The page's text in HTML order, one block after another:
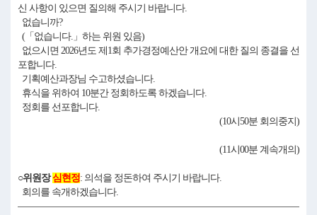
신 사항이 있으면 질의해 주시기 바랍니다.
없습니까?
(「없습니다.」하는 위원 있음)
없으시면 2026년도 제1회 추가경정예산안 개요에 대한 질의 종결을 선
포합니다.
기획예산과장님 수고하셨습니다.
휴식을 위하여 10분간 정회하도록 하겠습니다.
정회를 선포합니다.
(10시50분 회의중지)
(11시00분 계속개의)
○위원장심현정: 의석을 정돈하여 주시기 바랍니다.
회의를 속개하겠습니다.